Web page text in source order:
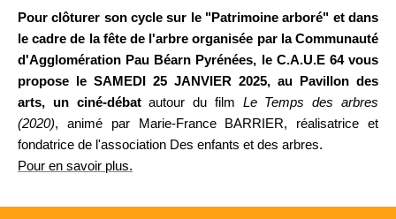
Pour clôturer son cycle sur le "Patrimoine arboré" et dans
le cadre de la fête de l'arbre organisée par la Communauté
d'Agglomération Pau Béarn Pyrénées, le C.A.U.E 64 vous
propose le SAMEDI 25 JANVIER 2025, au Pavillon des
arts, un ciné-débatautour du film Le Temps des arbres
(2020), animé par Marie-France BARRIER, réalisatrice et
fondatrice de l'association Des enfants et des arbres.
Pour en savoir plus.